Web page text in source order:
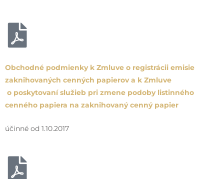
Obchodné podmienky k Zmluve o registrácii emisie
zaknihovaných cenných papierov a k Zmluve
o poskytovaní služieb pri zmene podoby listinného
cenného papiera na zaknihovaný cenný papier
účinné od 1.10.2017